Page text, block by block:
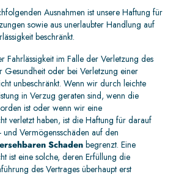
Ausnahmen ist unsere Haftung für
sowie aus unerlaubter Handlung auf
beschränkt.
Fahrlässigkeit im Falle der Verletzung des
Gesundheit oder bei Verletzung einer
unbeschränkt. Wenn wir durch leichte
in Verzug geraten sind, wenn die
ist oder wenn wir eine
verletzt haben, ist die Haftung für darauf
Vermögensschäden auf den
Schaden begrenzt. Eine
ist eine solche, deren Erfüllung die
des Vertrages überhaupt erst